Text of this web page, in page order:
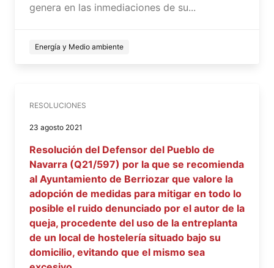
genera en las inmediaciones de su...
Energía y Medio ambiente
RESOLUCIONES
23 agosto 2021
Resolución del Defensor del Pueblo de
Navarra (Q21/597) por la que se recomienda
al Ayuntamiento de Berriozar que valore la
adopción de medidas para mitigar en todo lo
posible el ruido denunciado por el autor de la
queja, procedente del uso de la entreplanta
de un local de hostelería situado bajo su
domicilio, evitando que el mismo sea